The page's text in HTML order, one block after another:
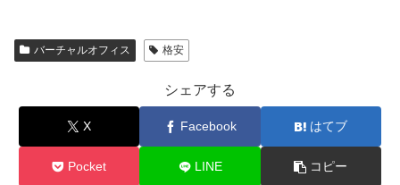
バーチャルオフィス 格安
シェアする
X Facebook はてブ
Pocket LINE コピー